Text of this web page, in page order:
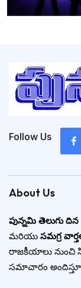
Follow Us
About Us
పున్నమి తెలుగు దిన
మరియు సమగ్ర
రాజకీయాలు నుంచి
సమాచారం